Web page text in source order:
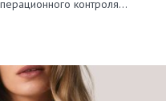
контроля…